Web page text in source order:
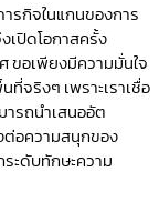
รกิจในแกนของการ
เปิดโอกาสครั้ง
ขอเพียงมีความมั่นใจ
จริงๆ เพราะเราเชื่อ
ารถนำเสนออัต
ต่อความสนุกของ
ะดับทักษะความ